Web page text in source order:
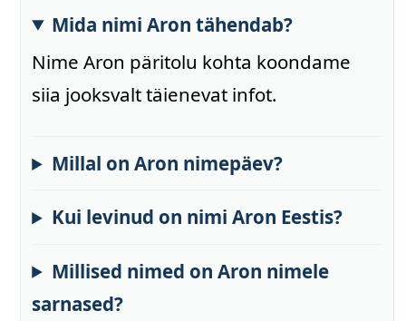
Mida nimi Aron tähendab?
Nime Aron päritolu kohta koondame
siia jooksvalt täienevat infot.
Millal on Aron nimepäev?
Kui levinud on nimi Aron Eestis?
Millised nimed on Aron nimele
sarnased?